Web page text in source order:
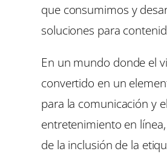
que consumimos y
soluciones para
En un mundo donde el
convertido en un
para la comunicación y el
entretenimiento en
de la inclusión de la